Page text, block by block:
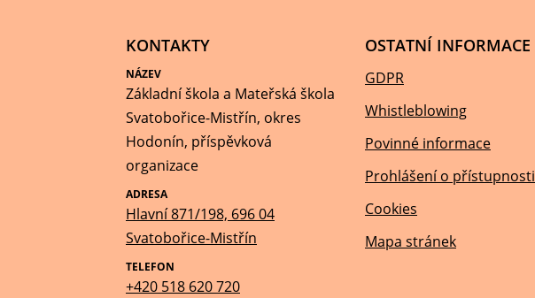
KONTAKTY
NÁZEV
Základní škola a Mateřská škola
Svatobořice-Mistřín, okres
Hodonín, příspěvková
organizace
ADRESA
Hlavní 871/198, 696 04
Svatobořice-Mistřín
TELEFON
+420 518 620 720
OSTATNÍ INFORMACE
GDPR
Whistleblowing
Povinné informace
Prohlášení o přístupnosti
Cookies
Mapa stránek